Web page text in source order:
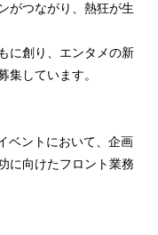
がつながり、熱狂が生
に創り、エンタメの新
集しています。
ベントにおいて、企画
に向けたフロント業務